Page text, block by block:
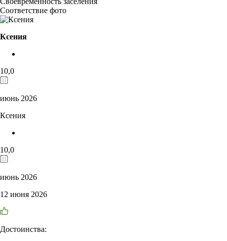
Соответствие фото
Ксения
10,0
июнь 2026
Ксения
10,0
июнь 2026
12 июня 2026
Достоинства: